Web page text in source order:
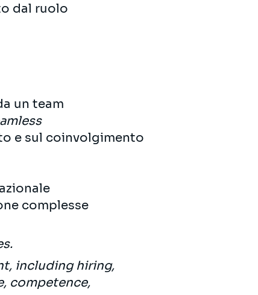
dal ruolo
un team
e sul coinvolgimento
complesse
including hiring,
competence,